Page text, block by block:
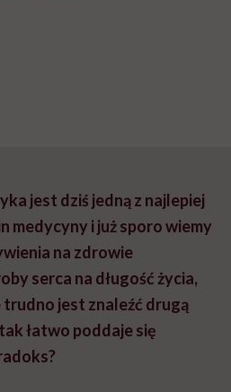
jest dziś jedną z najlepiej
medycyny i już sporo wiemy
na zdrowie
serca na długość życia,
trudno jest znaleźć drugą
łatwo poddaje się